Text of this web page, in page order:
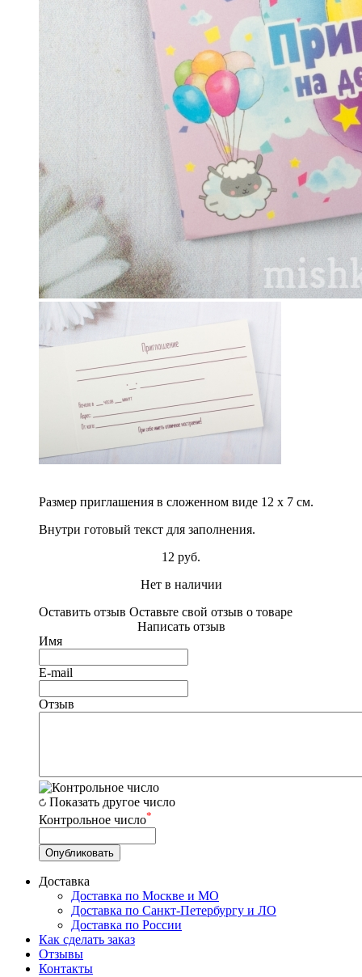
Размер приглашения в сложенном виде 12 х 7 см.
Внутри готовый текст для заполнения.
12 руб.
Нет в наличии
Оставить отзыв Оставьте свой отзыв о товаре
Написать отзыв
Имя
E-mail
Отзыв
Показать другое число
Контрольное число*
Доставка
Доставка по Москве и МО
Доставка по Санкт-Петербургу и ЛО
Доставка по России
Как сделать заказ
Отзывы
Контакты